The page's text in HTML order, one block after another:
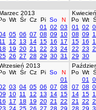
2013
Wt Śr Cz Pi So
N
01
02 03
05 06 07 08 09
10
11
12 13 14 15 16
17
18
19 20 21 22 23 24
26 27 28 29 30 31
Po Wt
01
02
08 09
15 16
22 23
29 30
2013
Wt Śr Cz Pi So
N
01
03 04 05 06 07 08
10 11 12 13 14 15
16
17 18 19 20 21
22
24 25 26 27 28 29
Po Wt
01
07 08
14 15
21
22
28 29